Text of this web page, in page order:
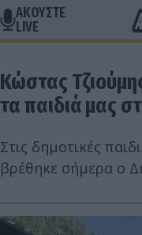
ΑΚΟΥΣΤΕ
LIVE
Κώστας
τα παιδιά μας
Στις δημοτικές
βρέθηκε σήμερα ο